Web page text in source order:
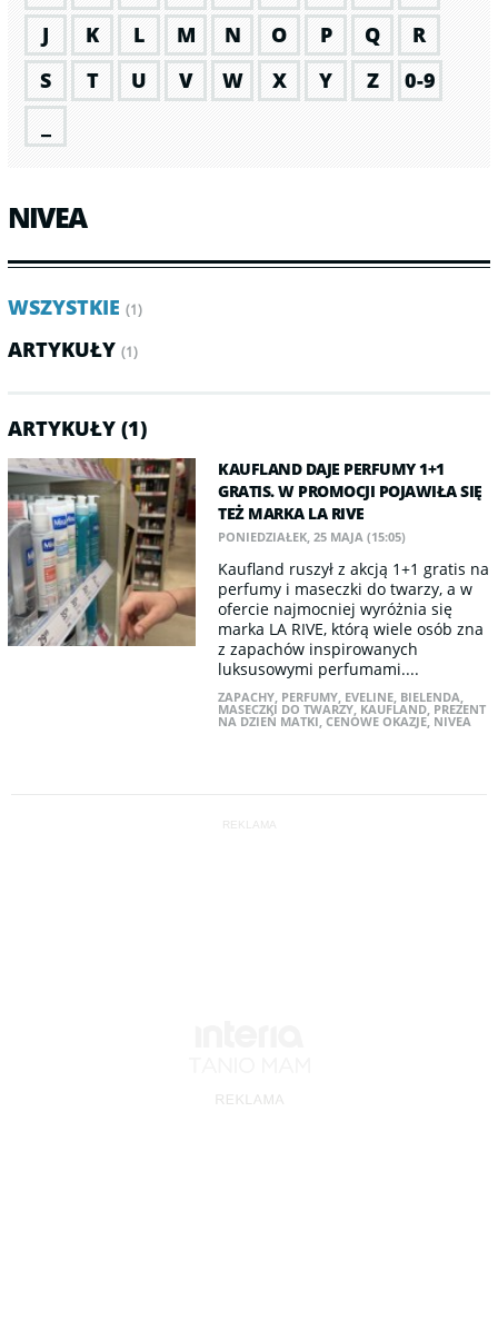
J
K L M N O P Q
R
S
T U V W X Y Z
0-9
NIVEA
WSZYSTKIE (1)
ARTYKUŁY (1)
ARTYKUŁY (1)
KAUFLAND DAJE PERFUMY 1+1
GRATIS. W PROMOCJI POJAWIŁA SIĘ
TEŻ MARKA LA RIVE
PONIEDZIAŁEK, 25 MAJA (15:05)
Kaufland ruszył z akcją 1+1 gratis na
perfumy i maseczki do twarzy, a w
ofercie najmocniej wyróżnia się
marka LA RIVE, którą wiele osób zna
z zapachów inspirowanych
luksusowymi perfumami....
ZAPACHY, PERFUMY, EVELINE, BIELENDA,
MASECZKI DO TWARZY, KAUFLAND, PREZENT
NA DZIEŃ MATKI,CENOWE OKAZJE, NIVEA
REKLAMA